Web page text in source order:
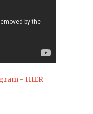
- HIER